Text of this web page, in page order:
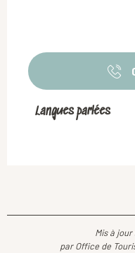
Langues parlées
Langues parlées
Mis à jour
par Office de